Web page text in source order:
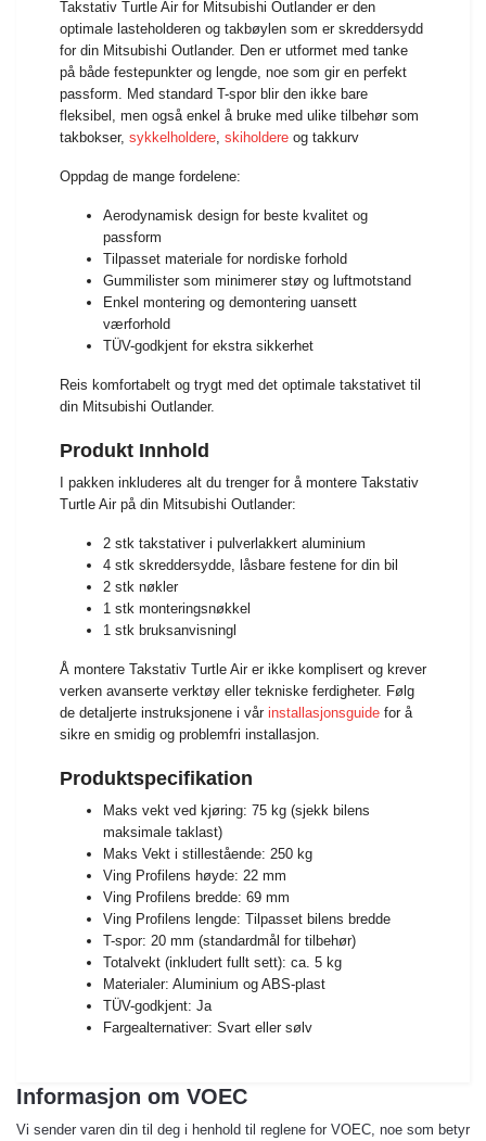
Takstativ Turtle Air for Mitsubishi Outlander er den
optimale lasteholderen og takbøylen som er skreddersydd
for din Mitsubishi Outlander. Den er utformet med tanke
på både festepunkter og lengde, noe som gir en perfekt
passform. Med standard T-spor blir den ikke bare
fleksibel, men også enkel å bruke med ulike tilbehør som
takbokser, sykkelholdere skiholdere og takkurv
Oppdag de mange fordelene:
Aerodynamisk design for beste kvalitet og
passform
Tilpasset materiale for nordiske forhold
Gummilister som minimerer støy og luftmotstand
Enkel montering og demontering uansett
værforhold
TÜV-godkjent for ekstra sikkerhet
Reis komfortabelt og trygt med det optimale takstativet til
din Mitsubishi Outlander.
Produkt Innhold
I pakken inkluderes alt du trenger for å montere Takstativ
Turtle Air på din Mitsubishi Outlander:
2 stk takstativer i pulverlakkert aluminium
4 stk skreddersydde, låsbare festene for din bil
2 stk nøkler
1 stk monteringsnøkkel
1 stk bruksanvisningl
Å montere Takstativ Turtle Air er ikke komplisert og krever
verken avanserte verktøy eller tekniske ferdigheter. Følg
de detaljerte instruksjonene i vår installasjonsguide for å
sikre en smidig og problemfri installasjon.
Produktspecifikation
Maks vekt ved kjøring: 75 kg (sjekk bilens
maksimale taklast)
Maks Vekt i stillestående: 250 kg
Ving Profilens høyde: 22 mm
Ving Profilens bredde: 69 mm
Ving Profilens lengde: Tilpasset bilens bredde
T-spor: 20 mm (standardmål for tilbehør)
Totalvekt (inkludert fullt sett): ca. 5 kg
Materialer: Aluminium og ABS-plast
TÜV-godkjent: Ja
Fargealternativer: Svart eller sølv
Informasjon om VOEC
Vi sender varen din til deg i henhold til reglene for VOEC, noe som betyr